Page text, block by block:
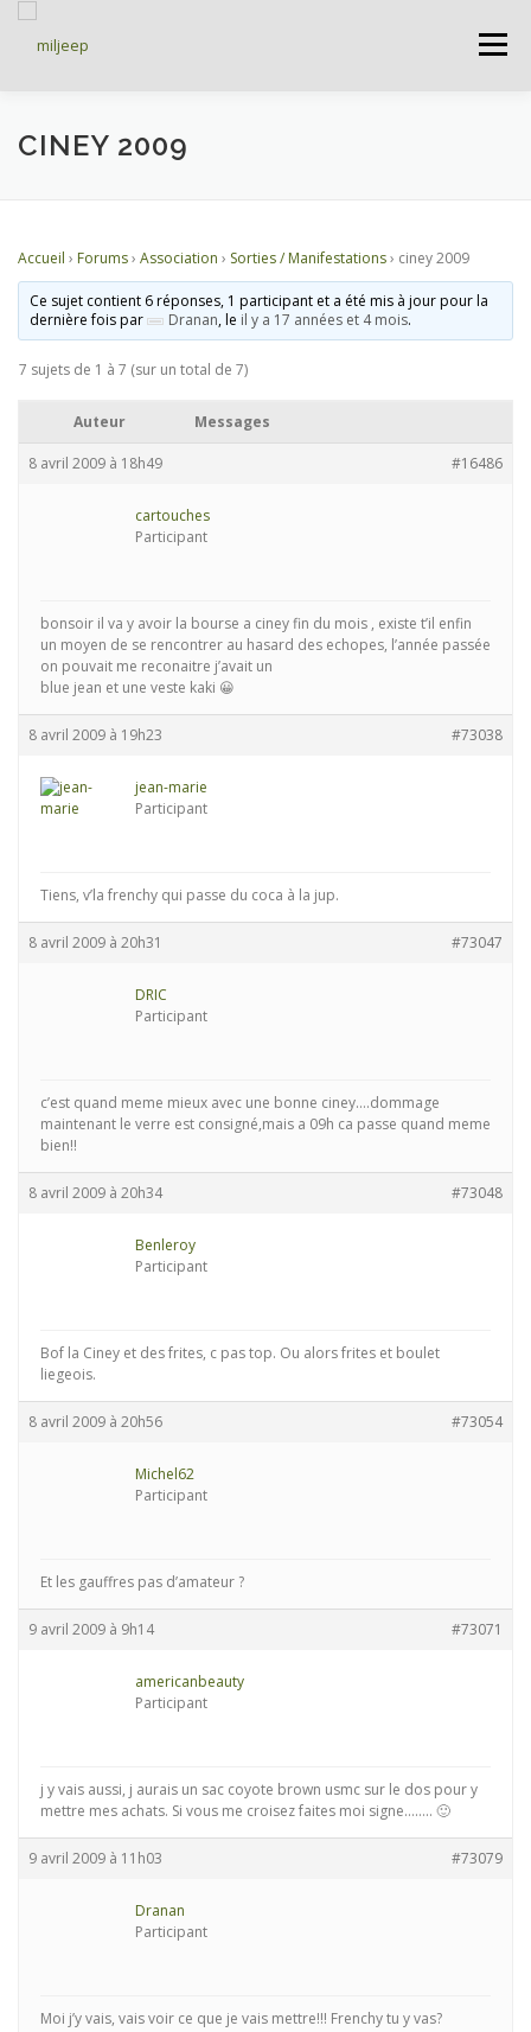
Menu
ACCUEIL ARTICLES
DOCUMENTATIONS FORUMS S’INSCRIRE
CINEY 2009
Accueil › Forums› Association › Sorties / Manifestations› ciney 2009
Ce sujet contient 6 réponses, 1 participant et a été mis à jour pour la
dernière fois par
Dranan, le il y a 17 années et 4 mois.
7 sujets de 1 à 7 (sur un total de 7)
Auteur Messages
8 avril 2009 à 18h49 #16486
cartouches
Participant
bonsoir il va y avoir la bourse a ciney fin du mois , existe t’il enfin
un moyen de se rencontrer au hasard des echopes, l’année passée
on pouvait me reconaitre j’avait un
blue jean et une veste kaki 😀
8 avril 2009 à 19h23 #73038
jean-marie
Participant
Tiens, v’la frenchy qui passe du coca à la jup.
8 avril 2009 à 20h31 #73047
DRIC
Participant
c’est quand meme mieux avec une bonne ciney….dommage
maintenant le verre est consigné,mais a 09h ca passe quand meme
bien!!
8 avril 2009 à 20h34 #73048
Benleroy
Participant
Bof la Ciney et des frites, c pas top. Ou alors frites et boulet
liegeois.
8 avril 2009 à 20h56 #73054
Michel62
Participant
Et les gauffres pas d’amateur ?
9 avril 2009 à 9h14 #73071
americanbeauty
Participant
j y vais aussi, j aurais un sac coyote brown usmc sur le dos pour y
mettre mes achats. Si vous me croisez faites moi signe…….. 🙂
9 avril 2009 à 11h03 #73079
Dranan
Participant
Moi j’y vais, vais voir ce que je vais mettre!!! Frenchy tu y vas?